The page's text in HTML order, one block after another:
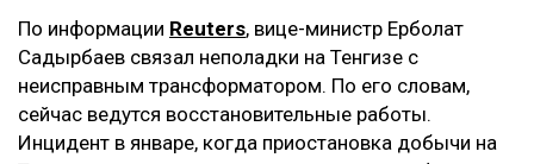
По информации Reuters, вице-министр Ерболат
Садырбаев связал неполадки на Тенгизе с
неисправным трансформатором. По его словам,
сейчас ведутся восстановительные работы.
Инцидент в январе, когда приостановка добычи на